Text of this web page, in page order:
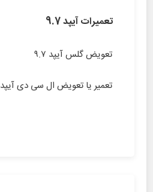
تعمیرات آیپد 9.7
تعویض گلس آیپد ۹.۷
تعمیر یا تعویض ال سی دی آیپد ۹.۷